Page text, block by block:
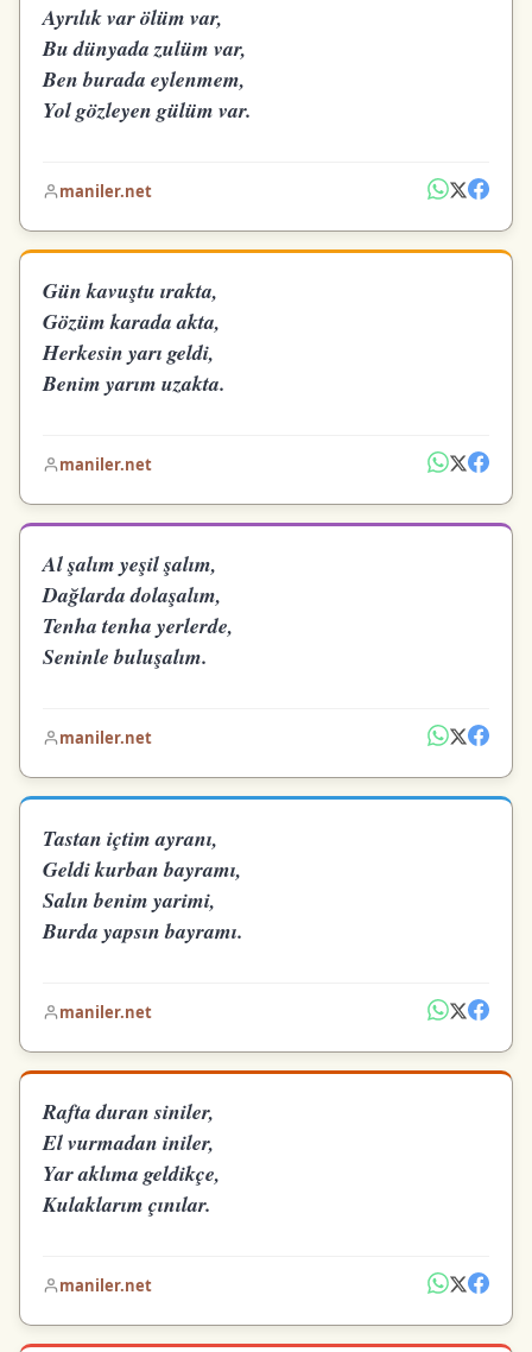
Ayrılık var ölüm var,
Bu dünyada zulüm var,
Ben burada eylenmem,
Yol gözleyen gülüm var.
maniler.net
Gün kavuştu ırakta,
Gözüm karada akta,
Herkesin yarı geldi,
Benim yarım uzakta.
maniler.net
Al şalım yeşil şalım,
Dağlarda dolaşalım,
Tenha tenha yerlerde,
Seninle buluşalım.
maniler.net
Tastan içtim ayranı,
Geldi kurban bayramı,
Salın benim yarimi,
Burda yapsın bayramı.
maniler.net
Rafta duran siniler,
El vurmadan iniler,
Yar aklıma geldikçe,
Kulaklarım çınılar.
maniler.net